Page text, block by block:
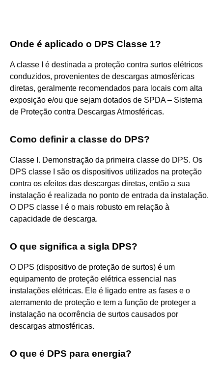
Onde é aplicado o DPS Classe 1?
A classe I é destinada a proteção contra surtos elétricos
conduzidos, provenientes de descargas atmosféricas
diretas, geralmente recomendados para locais com alta
exposição e/ou que sejam dotados de SPDA – Sistema
de Proteção contra Descargas Atmosféricas.
Como definir a classe do DPS?
Classe I. Demonstração da primeira classe do DPS. Os
DPS classe I são os dispositivos utilizados na proteção
contra os efeitos das descargas diretas, então a sua
instalação é realizada no ponto de entrada da instalação.
O DPS classe I é o mais robusto em relação à
capacidade de descarga.
O que significa a sigla DPS?
O DPS (dispositivo de proteção de surtos) é um
equipamento de proteção elétrica essencial nas
instalações elétricas. Ele é ligado entre as fases e o
aterramento de proteção e tem a função de proteger a
instalação na ocorrência de surtos causados por
descargas atmosféricas.
O que é DPS para energia?